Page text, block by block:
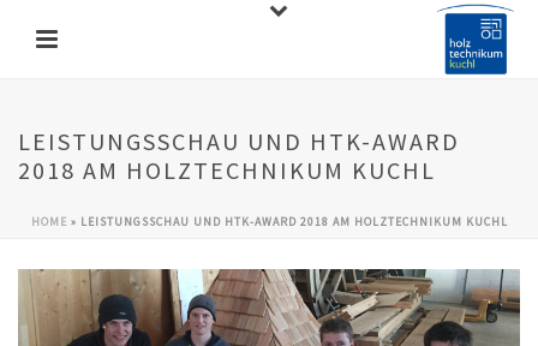
LEISTUNGSSCHAU UND HTK-AWARD
2018 AM HOLZTECHNIKUM KUCHL
HOME» LEISTUNGSSCHAU UND HTK-AWARD 2018 AM HOLZTECHNIKUM KUCHL